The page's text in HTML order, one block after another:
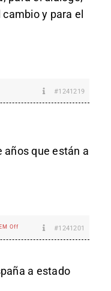
y para el
#1241219
años que están a
EM Off #1241201
a estado